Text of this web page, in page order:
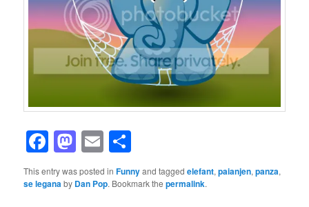
Facebook
Mastodon
Email
This entry was posted inFunnyand taggedelefant,paianjen,panza,
se leganaby Dan Pop. Bookmark thepermalink.